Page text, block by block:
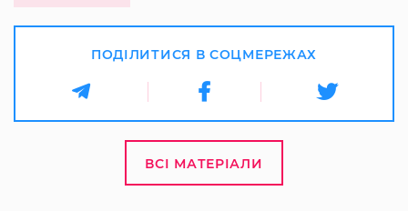
ПОДІЛИТИСЯ В СОЦМЕРЕЖАХ
ВСІ МАТЕРІАЛИ